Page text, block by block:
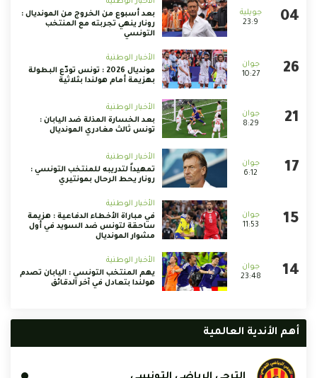
23:9
بعد أسبوع من الخروج من المونديال :
رونار ينهي تجربته مع المنتخب
التونسي
10:27
الأخبار الوطنية
مونديال 2026 : تونس تودّع البطولة
بهزيمة أمام هولندا بثلاثية
8:29
الأخبار الوطنية
بعد الخسارة المذلة ضد اليابان :
تونس ثالث مغادري المونديال
6:12
الأخبار الوطنية
تمهيداً لتدريبه للمنتخب التونسي :
رونار يحط الرحال بمونتيري
11:53
الأخبار الوطنية
في مباراة الأخطاء الدفاعية : هزيمة
ساحقة لتونس ضد السويد في أول
مشوار المونديال
23:48
الأخبار الوطنية
يهم المنتخب التونسي : اليابان تصدم
هولندا بتعادل في آخر الدقائق
أهم الأندية العالمية